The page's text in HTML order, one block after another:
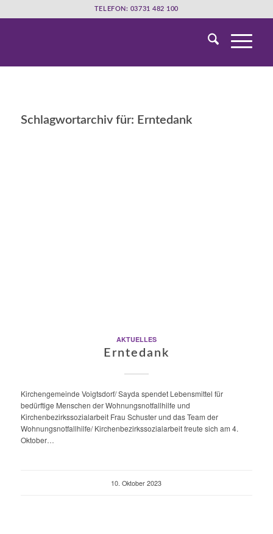
TELEFON: 03731 482 100
Schlagwortarchiv für: Erntedank
AKTUELLES
Erntedank
Kirchengemeinde Voigtsdorf/ Sayda spendet Lebensmittel für
bedürftige Menschen der Wohnungsnotfallhilfe und
Kirchenbezirkssozialarbeit Frau Schuster und das Team der
Wohnungsnotfallhilfe/ Kirchenbezirkssozialarbeit freute sich am 4.
Oktober…
10. Oktober 2023